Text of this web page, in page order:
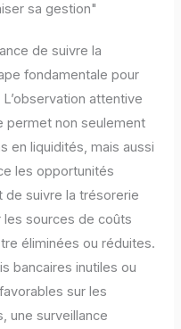
sa gestion"
de suivre la
fondamentale pour
attentive
permet non seulement
en liquidités, mais aussi
les opportunités
de suivre la trésorerie
sources de coûts
éliminées ou réduites.
bancaires inutiles ou
sur les
une surveillance